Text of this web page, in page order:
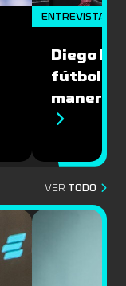
ENTREVISTA
Diego
fútbol
manera
VER TODO